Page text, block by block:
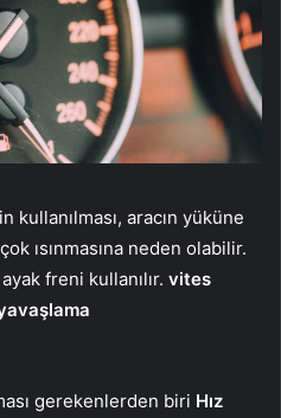
kullanılması, aracın yüküne
ısınmasına neden olabilir.
freni kullanılır. vites
gerekenlerden biri Hız